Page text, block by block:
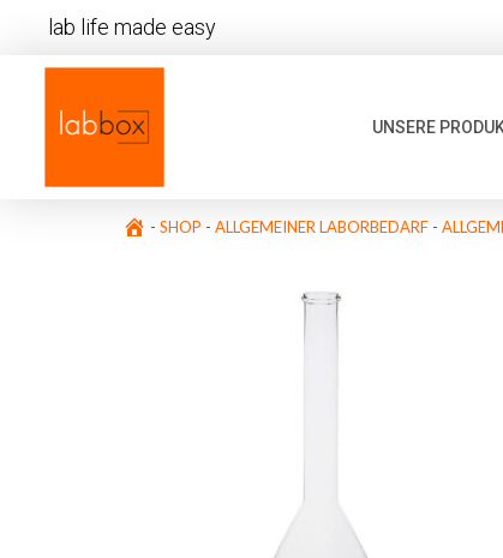
lab life made easy
UNSERE
- SHOP - ALLGEMEINER LABORBEDARF -